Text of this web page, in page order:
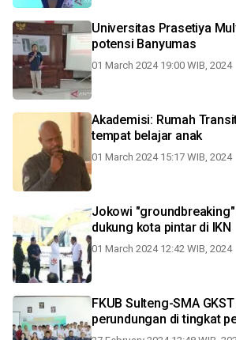
Universitas Prasetiya
potensi Banyumas
01 March 2024 19:00 WIB, 2024
Akademisi: Rumah
tempat belajar anak
01 March 2024 15:17 WIB, 2024
Jokowi
dukung kota pintar di IKN
01 March 2024 12:42 WIB, 2024
FKUB Sulteng-SMA
perundungan di tingkat